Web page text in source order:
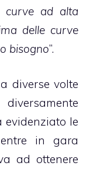
curve ad alta
delle curve
bisogno”.
diverse volte
le
in gara
ad ottenere